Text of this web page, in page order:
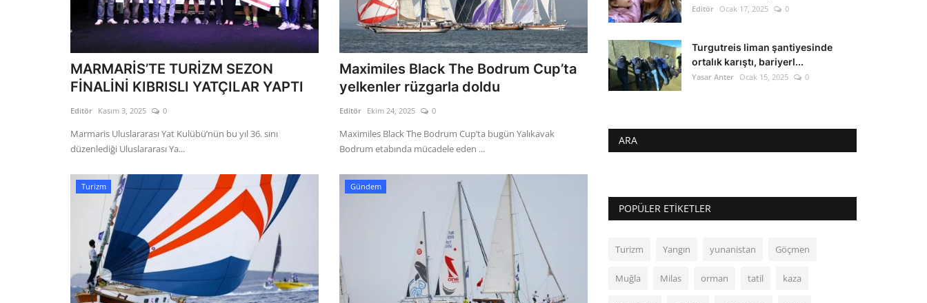
MARMARİS’TE TURİZM SEZON
FİNALİNİ KIBRISLI YATÇILAR YAPTI
Editör Kasım 3, 2025 0
Marmaris Uluslararası Yat Kulübü’nün bu yıl 36. sını
düzenlediği Uluslararası Ya...
Maximiles Black The Bodrum Cup’ta
yelkenler rüzgarla doldu
Editör Ekim 24, 2025 0
Maximiles Black The Bodrum Cup’ta bugün Yalıkavak
Bodrum etabında mücadele eden ...
Turizm Gündem
Editör Ocak 17, 2025 0
Turgutreis liman şantiyesinde
ortalık karıştı, bariyerl...
Yasar Anter Ocak 15, 2025 0
ARA
POPÜLER ETIKETLER
Turizm Yangın yunanistan Göçmen
Muğla Milas orman tatil kaza